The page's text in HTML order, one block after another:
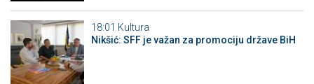
18:01 Kultura
Nikšić: SFF je važan za promociju države BiH